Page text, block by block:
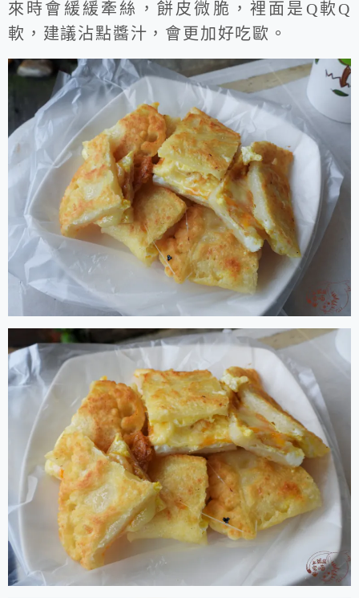
來時會緩緩牽絲，餅皮微脆，裡面是Q軟Q
軟，建議沾點醬汁，會更加好吃歐。